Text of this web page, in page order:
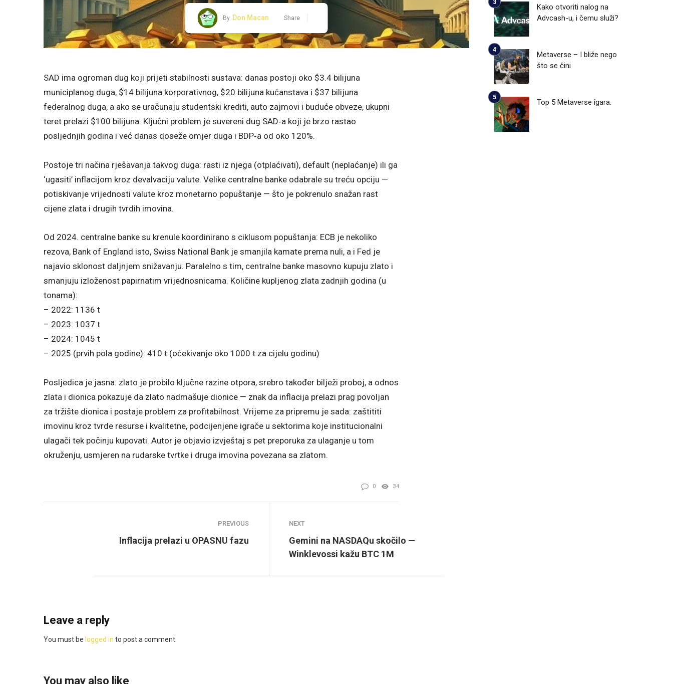
By Don Macan Share
SAD ima ogroman dug koji prijeti stabilnosti sustava: danas postoji oko $3.4 bilijuna
municiplanog duga, $14 bilijuna korporativnog, $20 bilijuna kućanstava i $37 bilijuna
federalnog duga, a ako se uračunaju studentski krediti, auto zajmovi i buduće obveze, ukupni
teret prelazi $100 bilijuna. Ključni problem je suvereni dug SAD‑a koji je brzo rastao
posljednjih godina i već danas doseže omjer duga i BDP‑a od oko 120%.
Postoje tri načina rješavanja takvog duga: rasti iz njega (otplaćivati), default (neplaćanje) ili ga
‘ugasiti’ inflacijom kroz devalvaciju valute. Velike centralne banke odabrale su treću opciju —
potiskivanje vrijednosti valute kroz monetarno popuštanje — što je pokrenulo snažan rast
cijene zlata i drugih tvrdih imovina.
Od 2024. centralne banke su krenule koordinirano s ciklusom popuštanja: ECB je nekoliko
rezova, Bank of England isto, Swiss National Bank je smanjila kamate prema nuli, a i Fed je
najavio sklonost daljnjem snižavanju. Paralelno s tim, centralne banke masovno kupuju zlato i
smanjuju izloženost papirnatim vrijednosnicama. Količine kupljenog zlata zadnjih godina (u
tonama):
– 2022: 1136 t
– 2023: 1037 t
– 2024: 1045 t
– 2025 (prvih pola godine): 410 t (očekivanje oko 1000 t za cijelu godinu)
Posljedica je jasna: zlato je probilo ključne razine otpora, srebro također bilježi proboj, a odnos
zlata i dionica pokazuje da zlato nadmašuje dionice — znak da inflacija prelazi prag povoljan
za tržište dionica i postaje problem za profitabilnost. Vrijeme za pripremu je sada: zaštititi
imovinu kroz tvrde resurse i kvalitetne, podcijenjene igrače u sektorima koje institucionalni
ulagači tek počinju kupovati. Autor je objavio izvještaj s pet preporuka za ulaganje u tom
okruženju, usmjeren na rudarske tvrtke i druga imovina povezana sa zlatom.
0 34
PREVIOUS
Inflacija prelazi u OPASNU fazu
NEXT
Gemini na NASDAQu skočilo —
Winklevossi kažu BTC 1M
Leave a reply
You must be logged in to post a comment.
You may also like
Kako otvoriti nalog na
Advcash-u, i čemu služi?
Metaverse – I bliže nego
što se čini
Top 5 Metaverse igara.